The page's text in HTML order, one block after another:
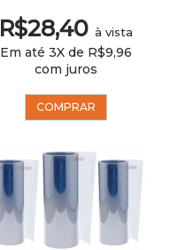
R$28,40 à vista
Em até 3X de R$9,96
com juros
COMPRAR